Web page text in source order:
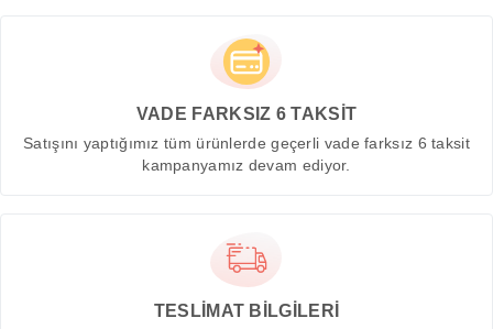
VADE FARKSIZ 6 TAKSİT
Satışını yaptığımız tüm ürünlerde geçerli vade farksız 6 taksit
kampanyamız devam ediyor.
TESLİMAT BİLGİLERİ